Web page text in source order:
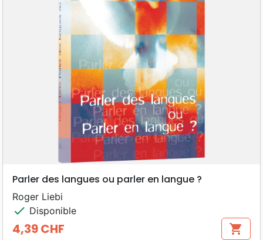
Parler des langues ou parler en langue ?
Roger Liebi
check Disponible
Prix
4,39 CHF shopping_cart